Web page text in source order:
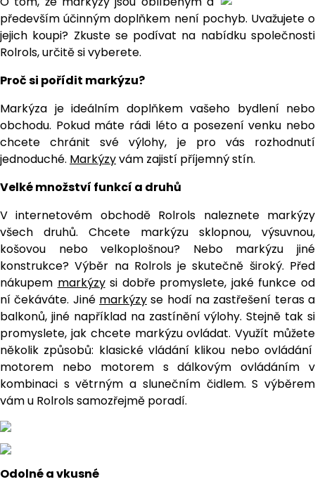
především účinným doplňkem není pochyb. Uvažujete o
jejich koupi? Zkuste se podívat na nabídku společnosti
Rolrols, určitě si vyberete.
Proč si pořídit markýzu?
Markýza je ideálním doplňkem vašeho bydlení nebo
obchodu. Pokud máte rádi léto a posezení venku nebo
chcete chránit své výlohy, je pro vás rozhodnutí
jednoduché. Markýzyvám zajistí příjemný stín.
Velké množství funkcí a druhů
V internetovém obchodě Rolrols naleznete markýzy
všech druhů. Chcete markýzu sklopnou, výsuvnou,
košovou nebo velkoplošnou? Nebo markýzu jiné
konstrukce? Výběr na Rolrols je skutečně široký. Před
nákupem markýzysi dobře promyslete, jaké funkce od
ní čekáváte. Jiné markýzy se hodí na zastřešení teras a
balkonů, jiné například na zastínění výlohy. Stejně tak si
promyslete, jak chcete markýzu ovládat. Využít můžete
několik způsobů: klasické vládání klikou nebo ovládání
motorem nebo motorem s dálkovým ovládáním v
kombinaci s větrným a slunečním čidlem. S výběrem
vám u Rolrols samozřejmě poradí.
Odolné a vkusné